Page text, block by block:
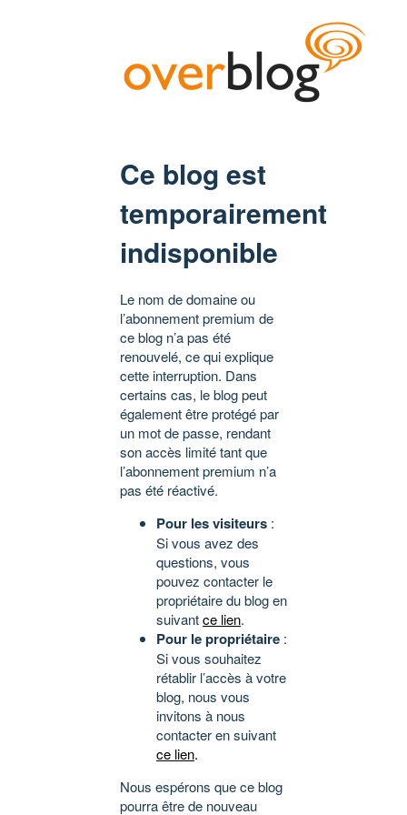
Ce blog est
temporairement
indisponible
Le nom de domaine ou
l’abonnement premium de
ce blog n’a pas été
renouvelé, ce qui explique
cette interruption. Dans
certains cas, le blog peut
également être protégé par
un mot de passe, rendant
son accès limité tant que
l’abonnement premium n’a
pas été réactivé.
Pour les visiteurs :
Si vous avez des
questions, vous
pouvez contacter le
propriétaire du blog en
suivantce lien.
Pour le propriétaire :
Si vous souhaitez
rétablir l’accès à votre
blog, nous vous
invitons à nous
contacter en suivant
ce lien.
Nous espérons que ce blog
pourra être de nouveau